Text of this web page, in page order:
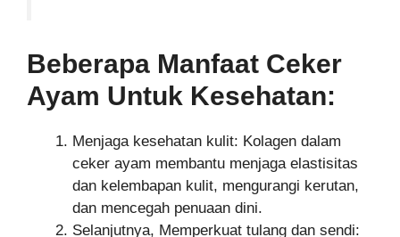
Beberapa Manfaat Ceker
Ayam Untuk Kesehatan:
Menjaga kesehatan kulit: Kolagen dalam
ceker ayam membantu menjaga elastisitas
dan kelembapan kulit, mengurangi kerutan,
dan mencegah penuaan dini.
Selanjutnya, Memperkuat tulang dan sendi: